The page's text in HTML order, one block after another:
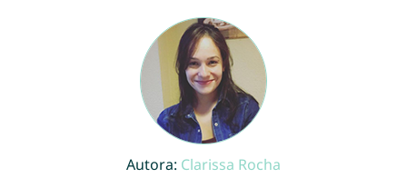
Autora: Clarissa Rocha